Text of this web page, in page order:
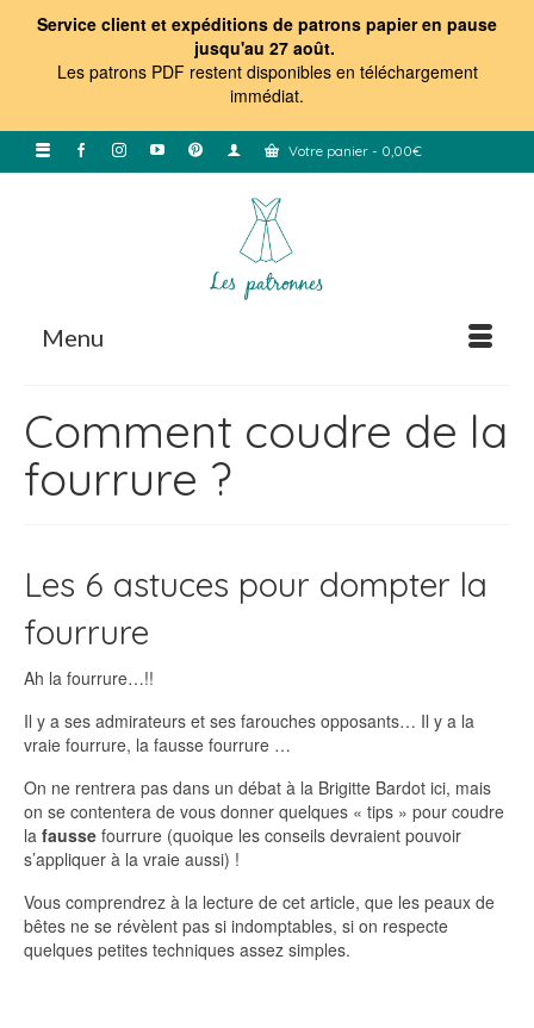
Service client et expéditions de patrons papier en pause
jusqu'au 27 août.
Les patrons PDF restent disponibles en téléchargement
immédiat.
Votre panier - 0,00€
Menu
Comment coudre de la
fourrure ?
Les 6 astuces pour dompter la
fourrure
Ah la fourrure…!!
Il y a ses admirateurs et ses farouches opposants… Il y a la
vraie fourrure, la fausse fourrure …
On ne rentrera pas dans un débat à la Brigitte Bardot ici, mais
on se contentera de vous donner quelques « tips » pour coudre
la fausse fourrure (quoique les conseils devraient pouvoir
s’appliquer à la vraie aussi) !
Vous comprendrez à la lecture de cet article, que les peaux de
bêtes ne se révèlent pas si indomptables, si on respecte
quelques petites techniques assez simples.